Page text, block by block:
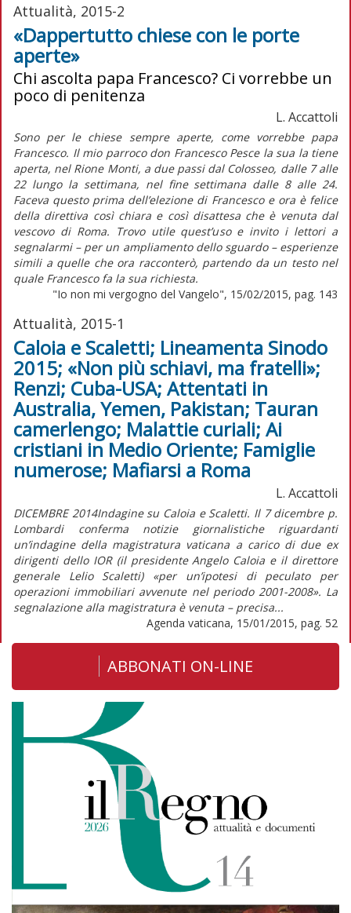
Attualità, 2015-2
«Dappertutto chiese con le porte
aperte»
Chi ascolta papa Francesco? Ci vorrebbe un
poco di penitenza
L. Accattoli
Sono per le chiese sempre aperte, come vorrebbe papa
Francesco. Il mio parroco don Francesco Pesce la sua la tiene
aperta, nel Rione Monti, a due passi dal Colosseo, dalle 7 alle
22 lungo la settimana, nel fine settimana dalle 8 alle 24.
Faceva questo prima dell’elezione di Francesco e ora è felice
della direttiva così chiara e così disattesa che è venuta dal
vescovo di Roma. Trovo utile quest’uso e invito i lettori a
segnalarmi – per un ampliamento dello sguardo – esperienze
simili a quelle che ora racconterò, partendo da un testo nel
quale Francesco fa la sua richiesta.
"Io non mi vergogno del Vangelo", 15/02/2015, pag. 143
Attualità, 2015-1
Caloia e Scaletti; Lineamenta Sinodo
2015; «Non più schiavi, ma fratelli»;
Renzi; Cuba-USA; Attentati in
Australia, Yemen, Pakistan; Tauran
camerlengo; Malattie curiali; Ai
cristiani in Medio Oriente; Famiglie
numerose; Mafiarsi a Roma
L. Accattoli
DICEMBRE 2014Indagine su Caloia e Scaletti. Il 7 dicembre p.
Lombardi conferma notizie giornalistiche riguardanti
un’indagine della magistratura vaticana a carico di due ex
dirigenti dello IOR (il presidente Angelo Caloia e il direttore
generale Lelio Scaletti) «per un’ipotesi di peculato per
operazioni immobiliari avvenute nel periodo 2001-2008». La
segnalazione alla magistratura è venuta – precisa...
Agenda vaticana, 15/01/2015, pag. 52
ABBONATI ON-LINE